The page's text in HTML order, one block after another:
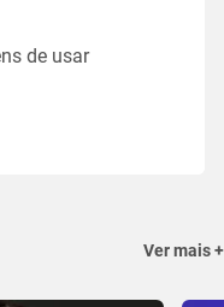
de usar
Ver mais +